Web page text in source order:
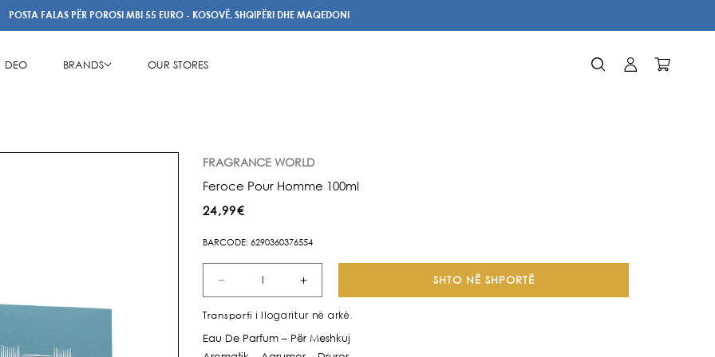
POSTA FALAS PËR POROSI MBI 55 EURO - KOSOVË, SHQIPËRI DHE MAQEDONI
DEO BRANDS OUR STORES IdentifikohuKarrocë
FRAGRANCE WORLD
Feroce Pour Homme 100ml
Çmimi
24,99€
BARCODE: 6290360376554
Zvogëlo
për
Feroce
Rrit
për
Feroce
SHTO NË SHPORTË
Transporti i llogaritur në arkë.
Eau De Parfum – Për Meshkuj